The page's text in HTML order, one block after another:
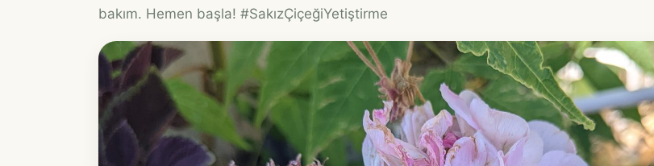
bakım. Hemen başla! #SakızÇiçeğiYetiştirme